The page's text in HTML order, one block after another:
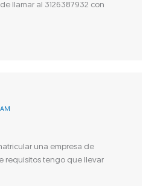
llamar al 3126387932 con
una empresa de
requisitos tengo que llevar